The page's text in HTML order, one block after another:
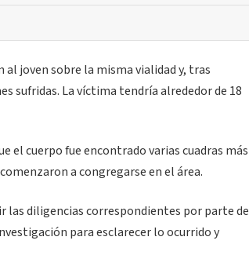
joven sobre la misma vialidad y, tras
sufridas. La víctima tendría alrededor de 18
cuerpo fue encontrado varias cuadras más
a congregarse en el área.
diligencias correspondientes por parte de
para esclarecer lo ocurrido y